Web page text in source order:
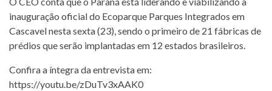
inauguração oficial do Ecoparque Parques Integrados em
Cascavel nesta sexta (23), sendo o primeiro de 21 fábricas de
prédios que serão implantadas em 12 estados brasileiros.
Confira a íntegra da entrevista em:
https://youtu.be/zDuTv3xAAK0